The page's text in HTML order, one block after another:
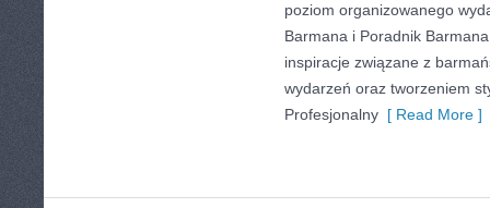
poziom organizowanego
Barmana i Poradnik
inspiracje związane z
wydarzeń oraz tworzeniem
Profesjonalny [ Read More ]